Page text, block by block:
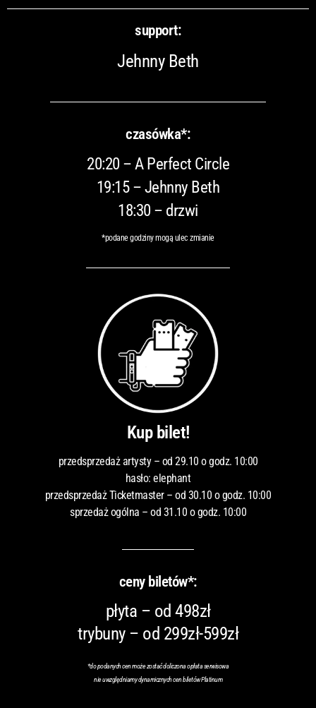
support:
Jehnny Beth
czasówka*:
20:20 – A Perfect Circle
19:15 – Jehnny Beth
18:30 – drzwi
*podane godziny mogą ulec zmianie
Kup bilet!
przedsprzedaż artysty – od 29.10 o godz. 10:00
hasło: elephant
przedsprzedaż Ticketmaster – od 30.10 o godz. 10:00
sprzedaż ogólna – od 31.10 o godz. 10:00
ceny biletów*:
płyta – od 498zł
trybuny – od 299zł-599zł
*do podanych cen może zostać doliczona opłata serwisowa
nie uwzględniamy dynamicznych cen biletów Platinum